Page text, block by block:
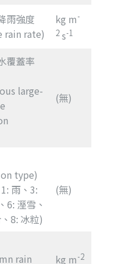
雨強度
rain rate)
kg m-
2 s-1
覆蓋率
large-
(無)
type)
雨、3:
6: 溼雪、
8: 冰粒)
(無)
rain
kg m-2